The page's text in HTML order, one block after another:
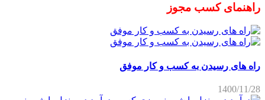
راهنمای کسب مجوز
راه های رسیدن به کسب و کار موفق
1400/11/28